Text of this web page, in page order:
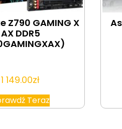
Z790 GAMING X
AX DDR5
1 149.00zł
Teraz